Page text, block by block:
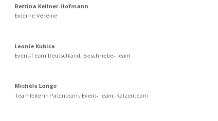
Bettina Kellner-Hofmann
Externe Vereine
Leonie Kubica
Event-Team Deutschland, Beschriebe-Team
Michèle Longo
Teamleiterin Patenteam, Event-Team, Katzenteam